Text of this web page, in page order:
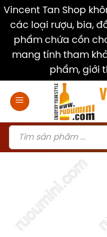
Vincent Tan Shop
các loại rượu, bia,
phẩm chứa cồn
mang tính tham
phẩm, giới
Products
search